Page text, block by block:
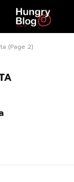
(Page 2)